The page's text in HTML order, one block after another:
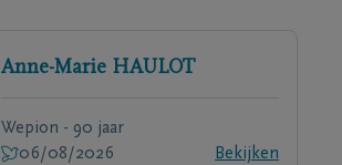
Anne-Marie HAULOT
Wepion - 90 jaar
06/08/2026
Bekijken